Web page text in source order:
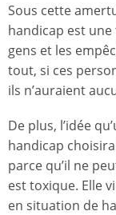
Sous cette
handicap est
gens et les
tout, si ces
ils n’auraient
De plus, l’idée
handicap
parce qu’il ne
est toxique. Elle
en situation de